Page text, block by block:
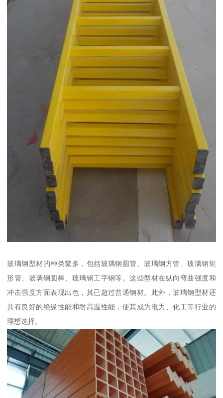
玻璃钢型材的种类繁多，包括玻璃钢圆管、玻璃钢方管、玻璃钢矩
形管、玻璃钢圆棒、玻璃钢工字钢等。这些型材在纵向弯曲强度和
冲击强度方面表现出色，其已超过普通钢材。此外，玻璃钢型材还
具有良好的绝缘性能和耐高温性能，使其成为电力、化工等行业的
理想选择。